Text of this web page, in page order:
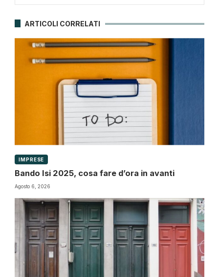
ARTICOLI CORRELATI
IMPRESE
Bando Isi 2025, cosa fare d’ora in avanti
Agosto 6, 2026